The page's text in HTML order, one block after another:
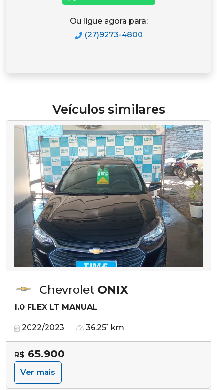
Ou ligue agora para:
(27)9273-4800
Veículos similares
Chevrolet ONIX
1.0 FLEX LT MANUAL
2022/2023 36.251 km
R$ 65.900
Ver mais